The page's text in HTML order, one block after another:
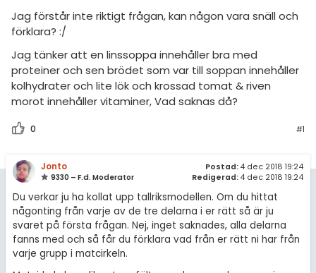
Jag förstår inte riktigt frågan, kan någon vara snäll och
förklara? :/
Jag tänker att en linssoppa innehåller bra med
proteiner och sen brödet som var till soppan innehåller
kolhydrater och lite lök och krossad tomat & riven
morot innehåller vitaminer, Vad saknas då?
0 #1
Jonto
9330 – F.d. Moderator
Postad: 4 dec 2018 19:24
Redigerad: 4 dec 2018 19:24
Du verkar ju ha kollat upp tallriksmodellen. Om du hittat
någonting från varje av de tre delarna i er rätt så är ju
svaret på första frågan. Nej, inget saknades, alla delarna
fanns med och så får du förklara vad från er rätt ni har från
varje grupp i matcirkeln.
Cookie-inställningar
diskussioner